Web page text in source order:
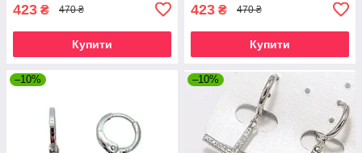
423 ₴ 470 ₴
Купити
423 ₴ 470 ₴
Купити
–10% –10%